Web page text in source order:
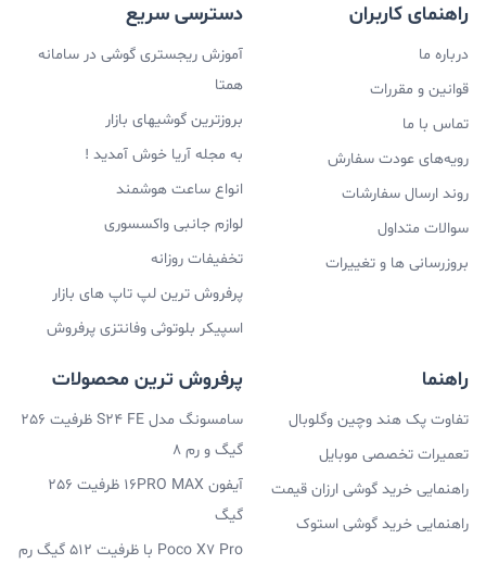
راهنمای کاربران
درباره ما
قوانین و مقررات
تماس با ما
رویه‌های عودت سفارش
روند ارسال سفارشات
سوالات متداول
بروزرسانی ها و تغییرات
دسترسی سریع
آموزش ریجستری گوشی در سامانه
همتا
بروزترین گوشیهای بازار
به مجله آریا خوش آمدید !
انواع ساعت هوشمند
لوازم جانبی واکسسوری
تخفیفات روزانه
پرفروش ترین لپ تاپ های بازار
اسپیکر بلوتوثی وفانتزی پرفروش
راهنما
تفاوت پک هند وچین وگلوبال
تعمیرات تخصصی موبایل
راهنمایی خرید گوشی ارزان قیمت
راهنمایی خرید گوشی استوک
پرفروش ترین محصولات
سامسونگ مدل S24 FE ظرفیت 256
گیگ و رم 8
آیفون 16PRO MAX ظرفیت 256
گیگ
Poco X7 Pro با ظرفیت 512 گیگ رم